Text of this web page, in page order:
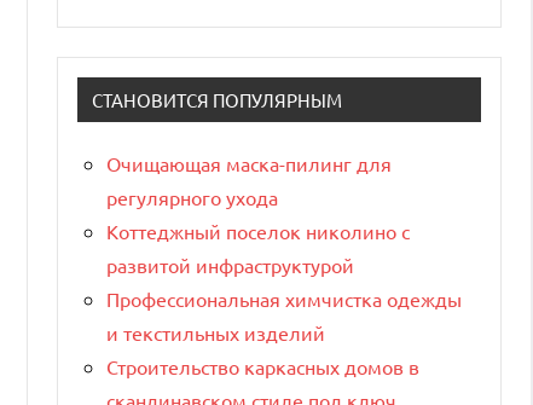
СТАНОВИТСЯ ПОПУЛЯРНЫМ
Очищающая маска-пилинг для
регулярного ухода
Коттеджный поселок николино с
развитой инфраструктурой
Профессиональная химчистка одежды
и текстильных изделий
Строительство каркасных домов в
скандинавском стиле под ключ